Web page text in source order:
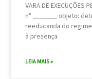
VARA DE EXECUÇÕES
n° _______ objeto:
reeducanda do
à presença
LEIA MAIS »